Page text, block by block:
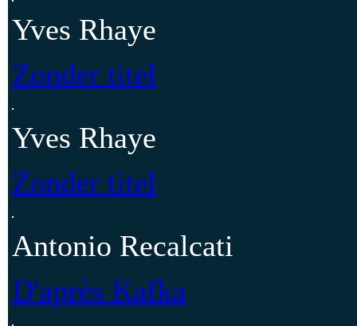
Yves Rhaye
Zonder titel
Yves Rhaye
Zonder titel
Antonio Recalcati
D'après Kafka